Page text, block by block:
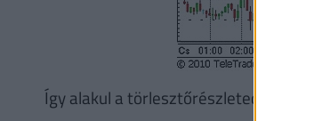
Így alakul a törlesztőrészleted